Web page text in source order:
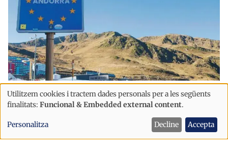
Política
Andorra podria posar en risc l’Acord
Duaner si rebutja l'acord amb la UE
després d’una eventual aplicació
Ús
de
dades
Utilitzem cookies i tractem dades personals per a les següents
finalitats: Funcional & Embedded external content.
Personalitza Decline Accepta